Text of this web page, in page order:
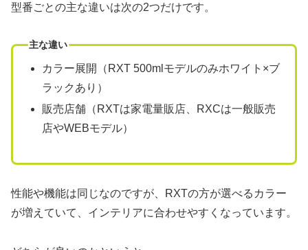
型番ごとの主な違いは次の2つだけです。
主な違い
カラー展開（RXT 500mlモデルのみホワイト×ブ
ラックあり）
販売店舗（RXTは家電量販店、RXCは一般販売
店やWEBモデル）
性能や機能は同じなのですが、RXTの方が選べるカラー
が増えていて、インテリアに合わせやすくなっています。